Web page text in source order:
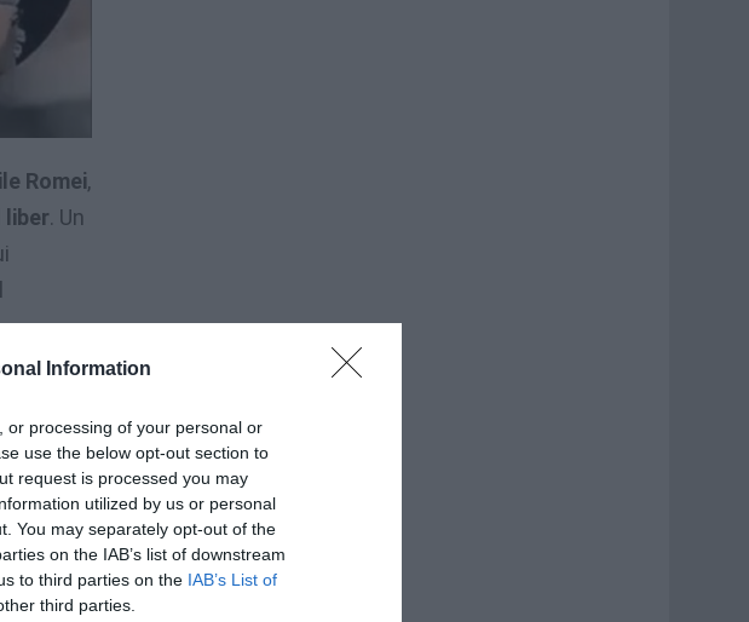
Information
or processing of your personal or
use the below opt-out section to
request is processed you may
utilized by us or personal
You may separately opt-out of the
on the IAB’s list of downstream
to third parties on the IAB’s List of
third parties.
Romei,
. Un
din
. Acesta,
mâna